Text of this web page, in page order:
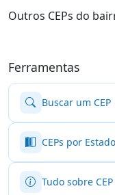
Outros CEPs do
Ferramentas
Buscar um CEP
CEPs por Estado
Tudo sobre CEP